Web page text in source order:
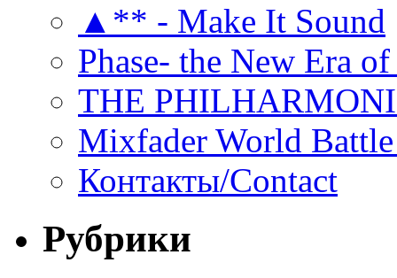
▲** - Make It Sound
Phase- the New Era
THE
Mixfader World
Контакты/Contact
Рубрики